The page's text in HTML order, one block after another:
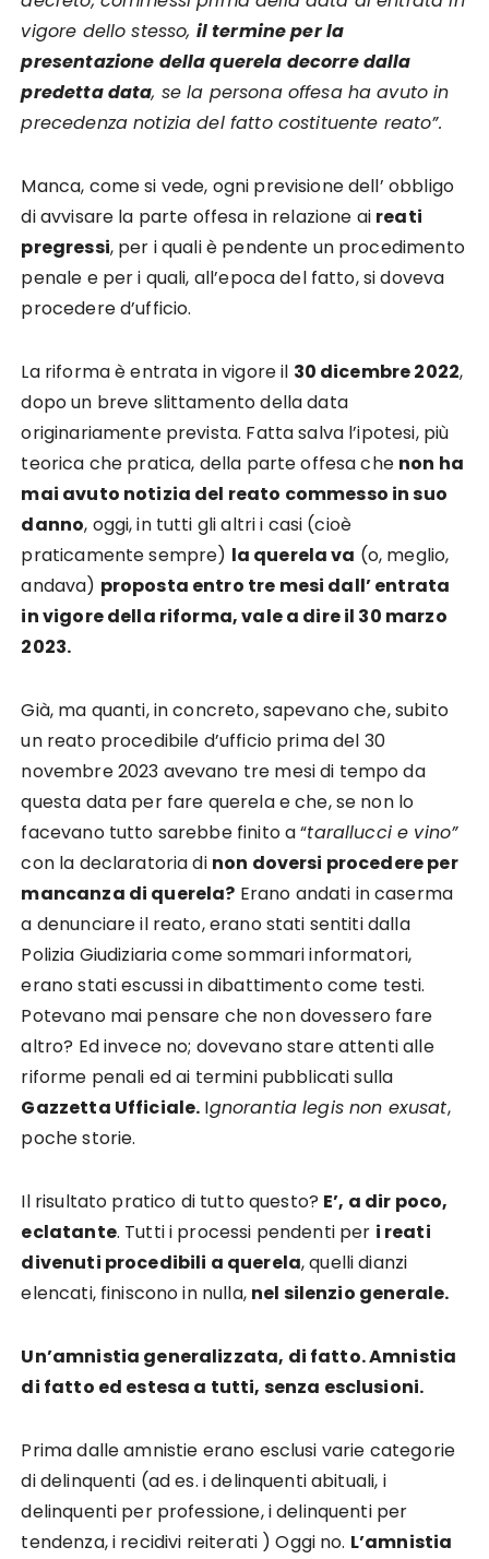
vigore dello stesso, il termine per la
presentazione della querela decorre dalla
predetta data, se la persona offesa ha avuto in
precedenza notizia del fatto costituente reato”.
Manca, come si vede, ogni previsione dell’ obbligo
di avvisare la parte offesa in relazione ai reati
pregressi, per i quali è pendente un procedimento
penale e per i quali, all’epoca del fatto, si doveva
procedere d’ufficio.
La riforma è entrata in vigore il 30 dicembre 2022,
dopo un breve slittamento della data
originariamente prevista. Fatta salva l’ipotesi, più
teorica che pratica, della parte offesa che non ha
mai avuto notizia del reato commesso in suo
danno, oggi, in tutti gli altri i casi (cioè
praticamente sempre) la querela va (o, meglio,
andava) proposta entro tre mesi dall’ entrata
in vigore della riforma, vale a dire il 30 marzo
2023.
Già, ma quanti, in concreto, sapevano che, subito
un reato procedibile d’ufficio prima del 30
novembre 2023 avevano tre mesi di tempo da
questa data per fare querela e che, se non lo
facevano tutto sarebbe finito a “tarallucci e vino”
con la declaratoria di non doversi procedere per
mancanza di querela? Erano andati in caserma
a denunciare il reato, erano stati sentiti dalla
Polizia Giudiziaria come sommari informatori,
erano stati escussi in dibattimento come testi.
Potevano mai pensare che non dovessero fare
altro? Ed invece no; dovevano stare attenti alle
riforme penali ed ai termini pubblicati sulla
Gazzetta Ufficiale. Ignorantia legis non exusat,
poche storie.
Il risultato pratico di tutto questo? E’, a dir poco,
eclatante. Tutti i processi pendenti per i reati
divenuti procedibili a querela, quelli dianzi
elencati, finiscono in nulla, nel silenzio generale.
Un’amnistia generalizzata, di fatto. Amnistia
di fatto ed estesa a tutti, senza esclusioni.
Prima dalle amnistie erano esclusi varie categorie
di delinquenti (ad es. i delinquenti abituali, i
delinquenti per professione, i delinquenti per
tendenza, i recidivi reiterati ) Oggi no. L’amnistia